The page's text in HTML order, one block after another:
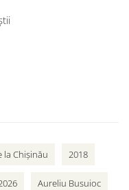
la Chișinău 2018
Aureliu Busuioc